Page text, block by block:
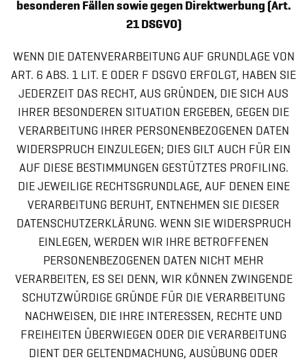
besonderen Fällen sowie gegen Direktwerbung (Art.
21 DSGVO)
WENN DIE DATENVERARBEITUNG AUF GRUNDLAGE VON
ART. 6 ABS. 1 LIT. E ODER F DSGVO ERFOLGT, HABEN SIE
JEDERZEIT DAS RECHT, AUS GRÜNDEN, DIE SICH AUS
IHRER BESONDEREN SITUATION ERGEBEN, GEGEN DIE
VERARBEITUNG IHRER PERSONENBEZOGENEN DATEN
WIDERSPRUCH EINZULEGEN; DIES GILT AUCH FÜR EIN
AUF DIESE BESTIMMUNGEN GESTÜTZTES PROFILING.
DIE JEWEILIGE RECHTSGRUNDLAGE, AUF DENEN EINE
VERARBEITUNG BERUHT, ENTNEHMEN SIE DIESER
DATENSCHUTZERKLÄRUNG. WENN SIE WIDERSPRUCH
EINLEGEN, WERDEN WIR IHRE BETROFFENEN
PERSONENBEZOGENEN DATEN NICHT MEHR
VERARBEITEN, ES SEI DENN, WIR KÖNNEN ZWINGENDE
SCHUTZWÜRDIGE GRÜNDE FÜR DIE VERARBEITUNG
NACHWEISEN, DIE IHRE INTERESSEN, RECHTE UND
FREIHEITEN ÜBERWIEGEN ODER DIE VERARBEITUNG
DIENT DER GELTENDMACHUNG, AUSÜBUNG ODER